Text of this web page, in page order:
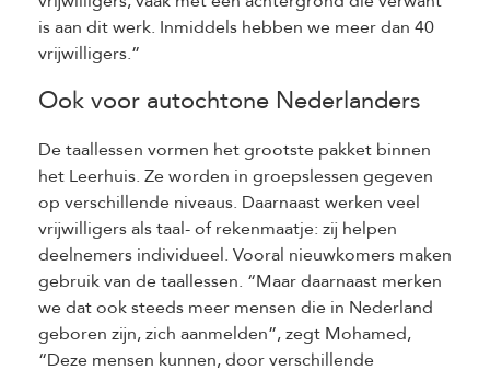
is aan dit werk. Inmiddels hebben we meer dan 40
vrijwilligers.”
Ook voor autochtone Nederlanders
De taallessen vormen het grootste pakket binnen
het Leerhuis. Ze worden in groepslessen gegeven
op verschillende niveaus. Daarnaast werken veel
vrijwilligers als taal- of rekenmaatje: zij helpen
deelnemers individueel. Vooral nieuwkomers maken
gebruik van de taallessen. “Maar daarnaast merken
we dat ook steeds meer mensen die in Nederland
geboren zijn, zich aanmelden”, zegt Mohamed,
“Deze mensen kunnen, door verschillende